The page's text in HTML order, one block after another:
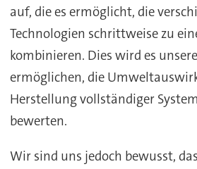
auf, die es ermöglicht, die
Technologien schrittweise zu
kombinieren. Dies wird es
ermöglichen, die
Herstellung vollständiger
bewerten.
Wir sind uns jedoch bewusst,